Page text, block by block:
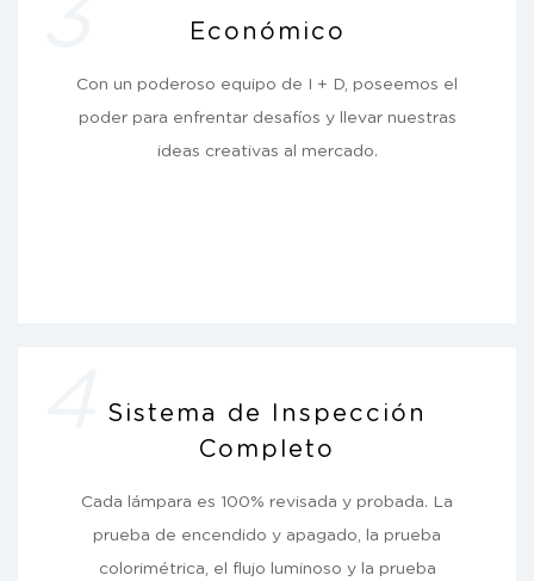
Económico
Con un poderoso equipo de I + D, poseemos el
poder para enfrentar desafíos y llevar nuestras
ideas creativas al mercado.
Sistema de Inspección
Completo
Cada lámpara es 100% revisada y probada. La
prueba de encendido y apagado, la prueba
colorimétrica, el flujo luminoso y la prueba